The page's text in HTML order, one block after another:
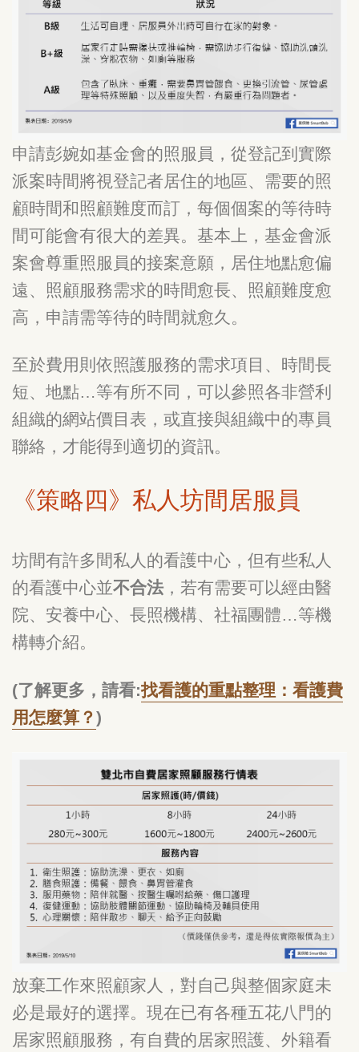
申請彭婉如基金會的照服員，從登記到實際
派案時間將視登記者居住的地區、需要的照
顧時間和照顧難度而訂，每個個案的等待時
間可能會有很大的差異。基本上，基金會派
案會尊重照服員的接案意願，居住地點愈偏
遠、照顧服務需求的時間愈長、照顧難度愈
高，申請需等待的時間就愈久。
至於費用則依照護服務的需求項目、時間長
短、地點…等有所不同，可以參照各非營利
組織的網站價目表，或直接與組織中的專員
聯絡，才能得到適切的資訊。
《策略四》私人坊間居服員
坊間有許多間私人的看護中心，但有些私人
的看護中心並不合法，若有需要可以經由醫
院、安養中心、長照機構、社福團體…等機
構轉介紹。
(了解更多，請看:找看護的重點整理：看護費
用怎麼算？)
放棄工作來照顧家人，對自己與整個家庭未
必是最好的選擇。現在已有各種五花八門的
居家照顧服務，有自費的居家照護、外籍看